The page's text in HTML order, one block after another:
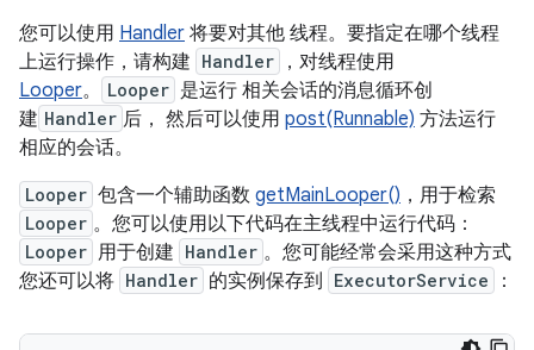
您可以使用 Handler 将要对其他 线程。要指定在哪个线程
上运行操作，请构建 Handler
，对线程使用
Looper。 Looper 是运行 相关会话的消息循环创
建 Handler 后， 然后可以使用 post(Runnable) 方法运行
相应的会话。
Looper 包含一个辅助函数 getMainLooper() ，用于检索
Looper 。您可以使用以下代码在主线程中运行代码：
Looper 用于创建 Handler 。您可能经常会采用这种方式
您还可以将 Handler 的实例保存到 ExecutorService ：